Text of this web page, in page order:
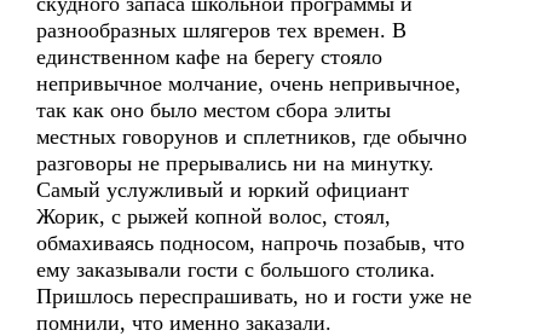
разнообразных шлягеров тех времен. В
единственном кафе на берегу стояло
непривычное молчание, очень непривычное,
так как оно было местом сбора элиты
местных говорунов и сплетников, где обычно
разговоры не прерывались ни на минутку.
Самый услужливый и юркий официант
Жорик, с рыжей копной волос, стоял,
обмахиваясь подносом, напрочь позабыв, что
ему заказывали гости с большого столика.
Пришлось переспрашивать, но и гости уже не
помнили, что именно заказали.